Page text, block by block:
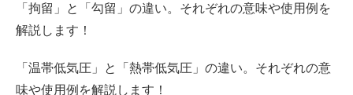
「拘留」と「勾留」の違い。それぞれの意味や使用例を
解説します！
「温帯低気圧」と「熱帯低気圧」の違い。それぞれの意
味や使用例を解説します！